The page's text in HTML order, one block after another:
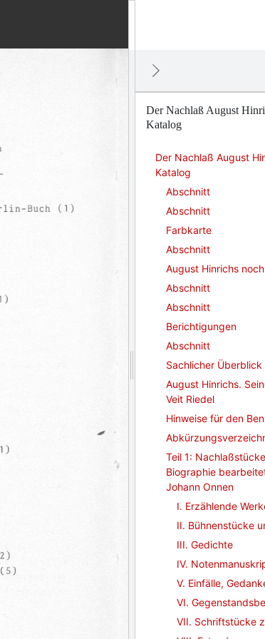
Der Nachlaß August
Katalog
Der Nachlaß August
Katalog
Abschnitt
Abschnitt
Farbkarte
Abschnitt
August Hinrichs
Abschnitt
Abschnitt
Berichtigungen
Abschnitt
Sachlicher
August Hinrichs.
Veit Riedel
Hinweise für den
Teil 1:
Biographie
Johann Onnen
I. Erzählende
II. Bühnenstücke
III. Gedichte
IV.
V. Einfälle,
VI.
VII. Schriftstücke